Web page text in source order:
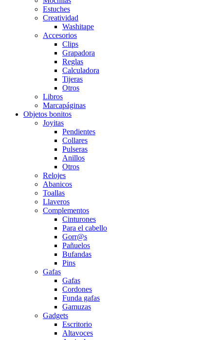
Estuches
Creatividad
Washitape
Accesorios
Clips
Grapadora
Reglas
Calculadora
Tijeras
Otros
Libros
Marcapáginas
Objetos bonitos
Joyitas
Pendientes
Collares
Pulseras
Anillos
Otros
Relojes
Abanicos
Toallas
Llaveros
Complementos
Cinturones
Para el cabello
Gorr@s
Pañuelos
Bufandas
Pins
Gafas
Gafas
Cordones
Funda gafas
Gamuzas
Gadgets
Escritorio
Altavoces